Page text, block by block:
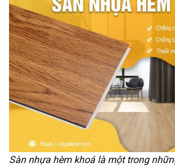
Sàn nhựa hèm khoá là một trong